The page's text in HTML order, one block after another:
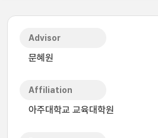
Advisor
문혜원
Affiliation
아주대학교 교육대학원